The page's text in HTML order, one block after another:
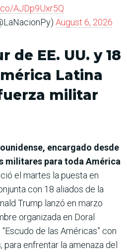
AJDp9Uxr5Q
August 6, 2026
de EE. UU. y 18
Latina
militar
encargado desde
militares para toda América
el martes la puesta en
con 18 aliados de la
Trump lanzó en marzo
organizada en Doral
de las Américas” con
enfrentar la amenaza del